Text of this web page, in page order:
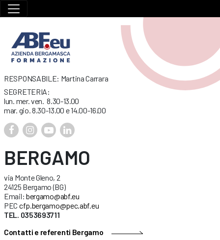
RESPONSABILE: Martina Carrara
SEGRETERIA:
lun. mer. ven. 8.30-13.00
mar. gio. 8.30-13.00 e 14.00-16.00
BERGAMO
via Monte Gleno, 2
24125 Bergamo (BG)
Email: bergamo@abf.eu
PEC cfp.bergamo@pec.abf.eu
TEL. 0353693711
Contatti e referenti Bergamo